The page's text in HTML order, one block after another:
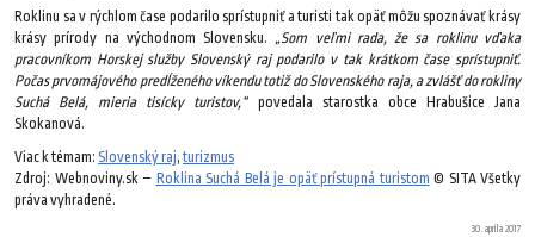
Roklinu sa v rýchlom čase podarilo sprístupniť a turisti tak opäť môžu spoznávať krásy
krásy prírody na východnom Slovensku.„Som veľmi rada, že sa roklinu vďaka
pracovníkom Horskej služby Slovenský raj podarilo v tak krátkom čase sprístupniť.
Počas prvomájového predĺženého víkendu totiž do Slovenského raja, a zvlášť do rokliny
Suchá Belá, mieria tisícky turistov,“povedala starostka obce Hrabušice Jana
Skokanová.
Viac k témam: Slovenský raj, turizmus
Zdroj: Webnoviny.sk – Roklina Suchá Belá je opäť prístupná turistom © SITA Všetky
práva vyhradené.
30. apríla 2017